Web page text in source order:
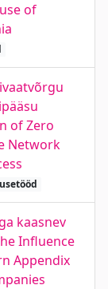
of
of Zero
Network
kaasnev
Influence
Appendix